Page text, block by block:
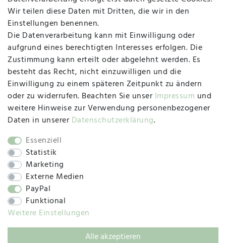
MAPALI VOR ORT
Herzogstraße 10
47533 Kleve
Montag, Dienstag, Donnerstag, Freitag
09:00 Uhr bis 13:00 Uhr
Mittwoch
09:00 Uhr bis 12:00 Uhr
SOCIAL
Wir teilen diese Daten mit Dritten, die wir in den
Einstellungen benennen.
Die Datenverarbeitung kann mit Einwilligung oder
aufgrund eines berechtigten Interesses erfolgen. Die
Zustimmung kann erteilt oder abgelehnt werden. Es
besteht das Recht, nicht einzuwilligen und die
Einwilligung zu einem späteren Zeitpunkt zu ändern
oder zu widerrufen. Beachten Sie unser Impressum und
weitere Hinweise zur Verwendung personenbezogener
Daten in unserer Daten­schutz­erklärung.
Essenziell
Statistik
Marketing
Externe Medien
PayPal
Funktional
Weitere Einstellungen
Alle akzeptieren